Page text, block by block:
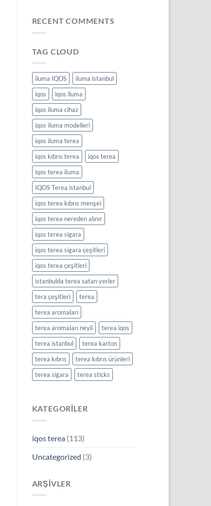
RECENT COMMENTS
TAG CLOUD
iluma IQOS
iluma istanbul
iqos
iqos iluma
iqos iluma cihaz
iqos iluma modelleri
iqos iluma terea
iqos kıbrıs terea
iqos terea
iqos terea iluma
IQOS Terea istanbul
iqos terea kıbrıs menşei
iqos terea nereden alınır
iqos terea sigara
iqos terea sigara çeşitleri
iqos terea çeşitleri
istanbulda terea satan yerler
tera çeşitleri
terea
terea aromaları
terea aromaları neyli
terea iqos
terea istanbul
terea karton
terea kıbrıs
terea kıbrıs ürünleri
terea sigara
terea sticks
KATEGORILER
iqos terea(113)
Uncategorized (3)
ARŞIVLER